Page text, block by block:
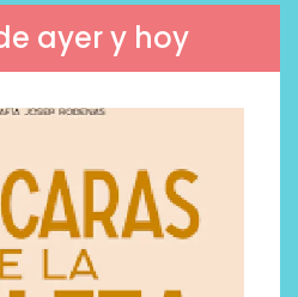
ayer y hoy